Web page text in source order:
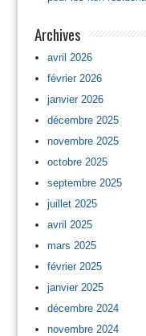
Archives
avril 2026
février 2026
janvier 2026
décembre 2025
novembre 2025
octobre 2025
septembre 2025
juillet 2025
avril 2025
mars 2025
février 2025
janvier 2025
décembre 2024
novembre 2024